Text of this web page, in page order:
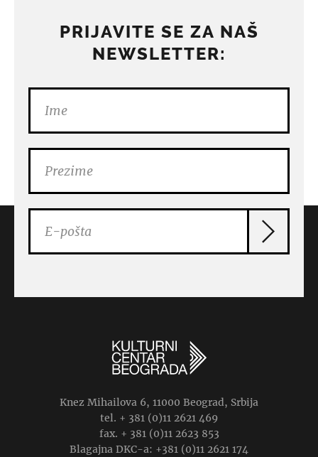
PRIJAVITE SE ZA NAŠ
NEWSLETTER:
Knez Mihailova 6, 11000 Beograd, Srbija
tel. + 381 (0)11 2621 469
fax. + 381 (0)11 2623 853
Blagajna DKC-a: +381 (0)11 2621 174